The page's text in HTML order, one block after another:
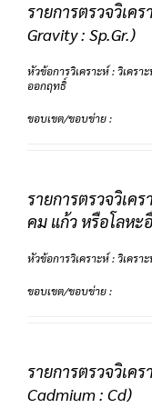
รายการตรวจวิเค
Gravity : Sp.Gr.)
หัวข้อการวิเคราะห์ : วิเคร
ออกฤทธิ์
ขอบเขต/ขอบข่าย :
รายการตรวจวิเค
คม แก้ว หรือโลหะ
หัวข้อการวิเคราะห์ : วิเคร
ขอบเขต/ขอบข่าย :
รายการตรวจวิเค
Cadmium : Cd)